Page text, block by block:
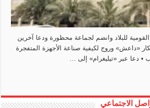
القومية للبلاد وانضم لجماعة محظورة ودعا آخرين
«داعش» وروج لكيفية صناعة الأجهزة المتفجرة
• دعا عبر ‏«تيليغرام» إلى …
الاجتماعي